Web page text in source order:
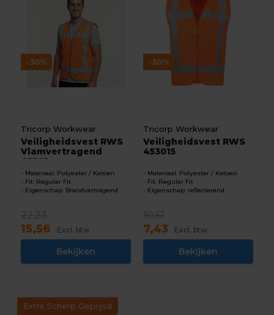
-30%
Tricorp Workwear
Veiligheidsvest RWS
Vlamvertragend
45301...
Materiaal: Polyester / Katoen
Fit: Regular Fit
Eigenschap: Brandvertragend
22,23
15,56 Excl. btw
Bekijken
-30%
Tricorp Workwear
Veiligheidsvest RWS
453015
Materiaal: Polyester / Katoen
Fit: Regular Fit
Eigenschap: reflecterend
10,61
7,43 Excl. btw
Bekijken
Extra Scherp Geprijsd